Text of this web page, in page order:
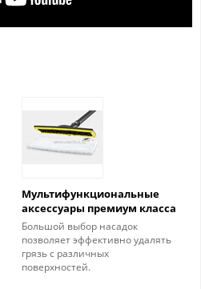
Мультифункциональные
аксессуары премиум класса
Большой выбор насадок
позволяет эффективно удалять
грязь с различных
поверхностей.